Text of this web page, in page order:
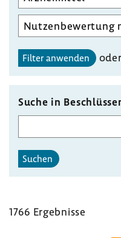
auswählen
Aufgabenbereich
des
gewählten
Unterausschusses
auswählen
Filter anwenden
Suche in
Suchen
1766 Ergeb­nisse